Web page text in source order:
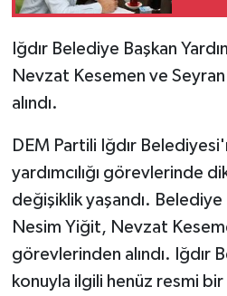
Iğdır Belediye Başkan
Nevzat Kesemen ve
alındı.
DEM Partili Iğdır
yardımcılığı görevlerinde
değişiklik yaşandı. Belediye
Nesim Yiğit, Nevzat
görevlerinden alındı. Iğdır
konuyla ilgili henüz resmi bir